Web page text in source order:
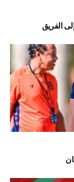
الفريق